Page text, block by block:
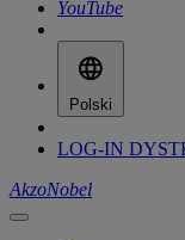
YouTube
Polski
LOG-IN
AkzoNobel